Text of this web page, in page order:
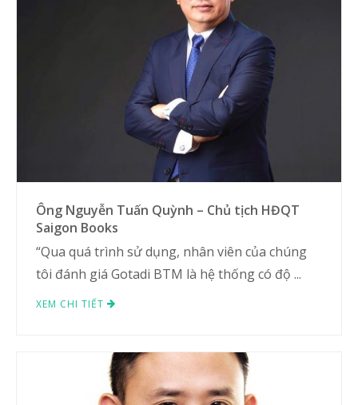
Ông Nguyễn Tuấn Quỳnh – Chủ tịch HĐQT
Saigon Books
“Qua quá trình sử dụng, nhân viên của chúng
tôi đánh giá Gotadi BTM là hệ thống có độ ...
XEM CHI TIẾT